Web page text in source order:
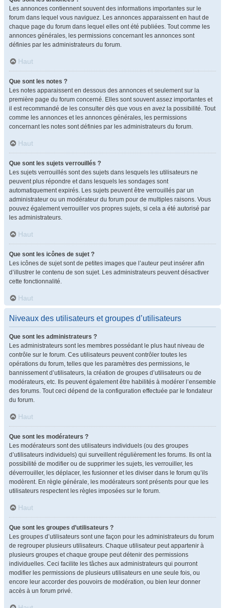
Les annonces contiennent souvent des informations importantes sur le
forum dans lequel vous naviguez. Les annonces apparaissent en haut de
chaque page du forum dans lequel elles ont été publiées. Tout comme les
annonces générales, les permissions concernant les annonces sont
définies par les administrateurs du forum.
Haut
Que sont les notes ?
Les notes apparaissent en dessous des annonces et seulement sur la
première page du forum concerné. Elles sont souvent assez importantes et
il est recommandé de les consulter dès que vous en avez la possibilité. Tout
comme les annonces et les annonces générales, les permissions
concernant les notes sont définies par les administrateurs du forum.
Haut
Que sont les sujets verrouillés ?
Les sujets verrouillés sont des sujets dans lesquels les utilisateurs ne
peuvent plus répondre et dans lesquels les sondages sont
automatiquement expirés. Les sujets peuvent être verrouillés par un
administrateur ou un modérateur du forum pour de multiples raisons. Vous
pouvez également verrouiller vos propres sujets, si cela a été autorisé par
les administrateurs.
Haut
Que sont les icônes de sujet ?
Les icônes de sujet sont de petites images que l’auteur peut insérer afin
d’illustrer le contenu de son sujet. Les administrateurs peuvent désactiver
cette fonctionnalité.
Haut
Niveaux des utilisateurs et groupes d’utilisateurs
Que sont les administrateurs ?
Les administrateurs sont les membres possédant le plus haut niveau de
contrôle sur le forum. Ces utilisateurs peuvent contrôler toutes les
opérations du forum, telles que les paramètres des permissions, le
bannissement d’utilisateurs, la création de groupes d’utilisateurs ou de
modérateurs, etc. Ils peuvent également être habilités à modérer l’ensemble
des forums. Tout ceci dépend de la configuration effectuée par le fondateur
du forum.
Haut
Que sont les modérateurs ?
Les modérateurs sont des utilisateurs individuels (ou des groupes
d’utilisateurs individuels) qui surveillent régulièrement les forums. Ils ont la
possibilité de modifier ou de supprimer les sujets, les verrouiller, les
déverrouiller, les déplacer, les fusionner et les diviser dans le forum qu’ils
modèrent. En règle générale, les modérateurs sont présents pour que les
utilisateurs respectent les règles imposées sur le forum.
Haut
Que sont les groupes d’utilisateurs ?
Les groupes d’utilisateurs sont une façon pour les administrateurs du forum
de regrouper plusieurs utilisateurs. Chaque utilisateur peut appartenir à
plusieurs groupes et chaque groupe peut détenir des permissions
individuelles. Ceci facilite les tâches aux administrateurs qui pourront
modifier les permissions de plusieurs utilisateurs en une seule fois, ou
encore leur accorder des pouvoirs de modération, ou bien leur donner
accès à un forum privé.